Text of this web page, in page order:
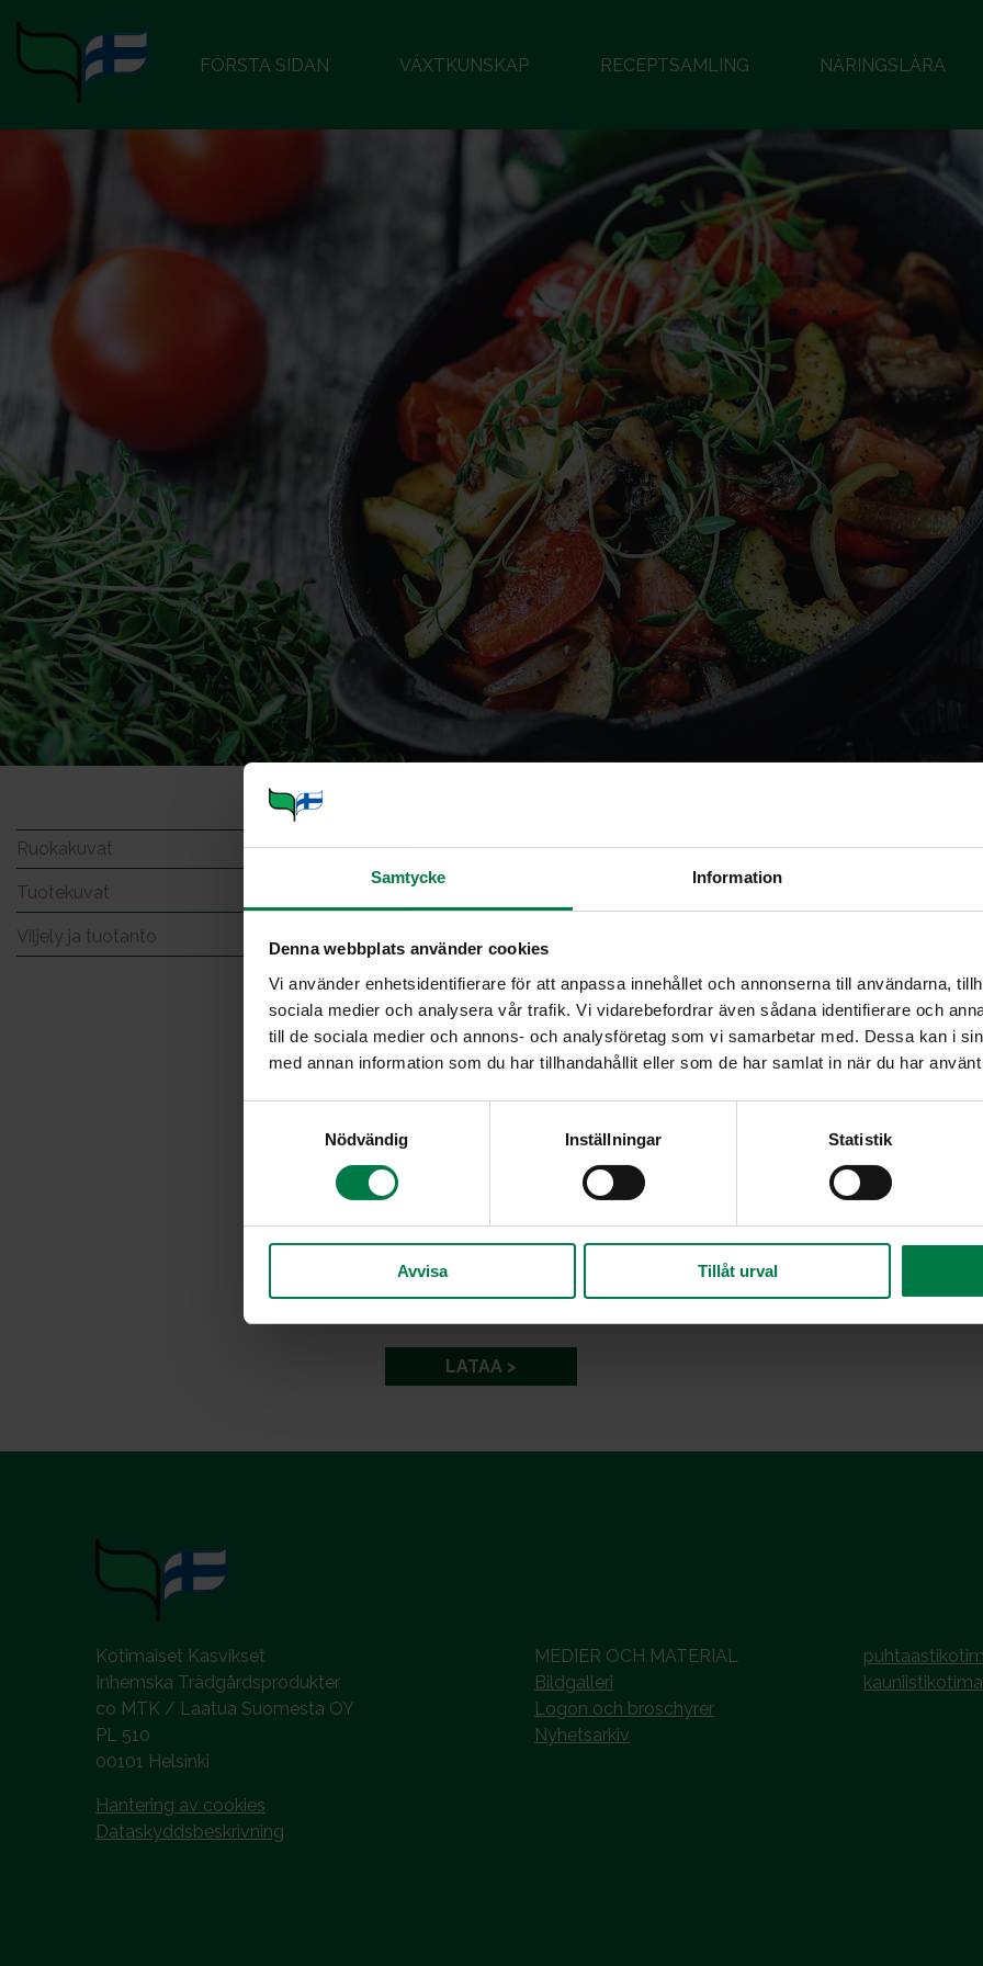
Samtycke Information
Denna webbplats använder cookies
Vi använder enhetsidentifierare för att anpassa innehållet och annonserna till användarna,
sociala medier och analysera vår trafik. Vi vidarebefordrar även sådana identifierare och
till de sociala medier och annons- och analysföretag som vi samarbetar med. Dessa kan i
med annan information som du har tillhandahållit eller som de har samlat in när du har
s
Nödvändig Inställningar Statistik
Avvisa Tillåt urval
FÖRSTA SIDAN VÄXTKUNSKAP RECEPTSAMLING NÄRINGSLÄRA
Ruokakuvat
Tuotekuvat
Viljely ja tuotanto
Rapeat kaalipihvit
LATAA
Kotimaiset Kasvikset
Inhemska Trädgårdsprodukter
co MTK / Laatua Suomesta OY
PL 510
00101 Helsinki
Hantering av cookies
Dataskyddsbeskrivning
MEDIER OCH MATERIAL
Bildgalleri
Logon och broschyrer
Nyhetsarkiv